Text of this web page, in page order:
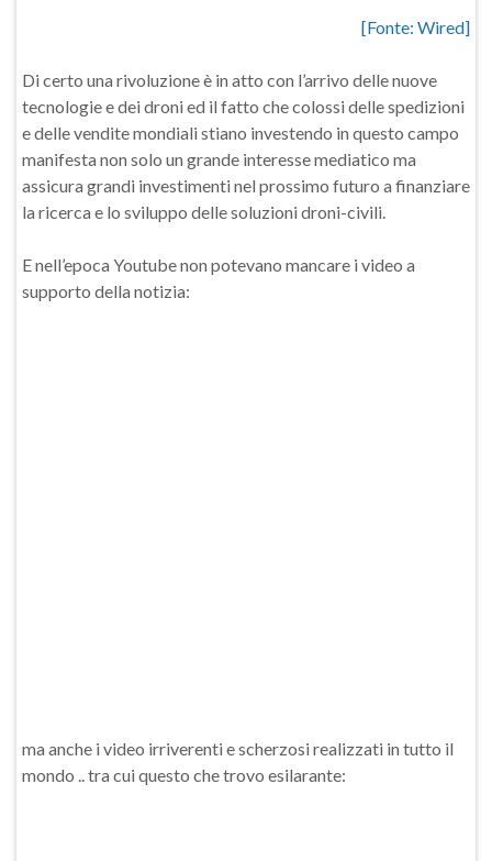
[Fonte: Wired]
Di certo una rivoluzione è in atto con l’arrivo delle nuove
tecnologie e dei droni ed il fatto che colossi delle spedizioni
e delle vendite mondiali stiano investendo in questo campo
manifesta non solo un grande interesse mediatico ma
assicura grandi investimenti nel prossimo futuro a finanziare
la ricerca e lo sviluppo delle soluzioni droni-civili.
E nell’epoca Youtube non potevano mancare i video a
supporto della notizia:
ma anche i video irriverenti e scherzosi realizzati in tutto il
mondo .. tra cui questo che trovo esilarante: